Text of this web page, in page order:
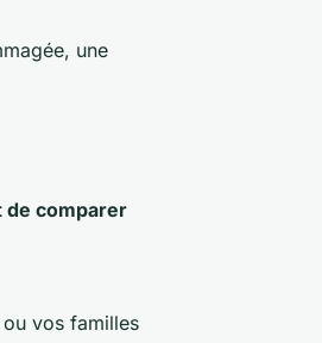
une
comparer
vos familles